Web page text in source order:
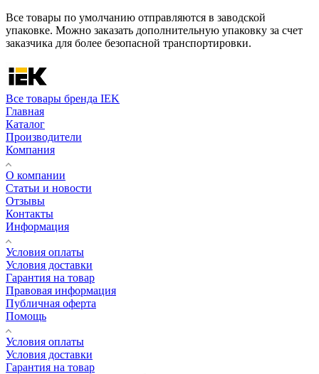
Все товары по умолчанию отправляются в заводской
упаковке. Можно заказать дополнительную упаковку за счет
заказчика для более безопасной транспортировки.
Все товары бренда IEK
Главная
Каталог
Производители
Компания
О компании
Статьи и новости
Отзывы
Контакты
Информация
Условия оплаты
Условия доставки
Гарантия на товар
Правовая информация
Публичная оферта
Помощь
Условия оплаты
Условия доставки
Гарантия на товар